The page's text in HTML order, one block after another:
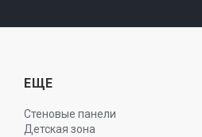
ЕЩЕ
Стеновые панели
Детская зона